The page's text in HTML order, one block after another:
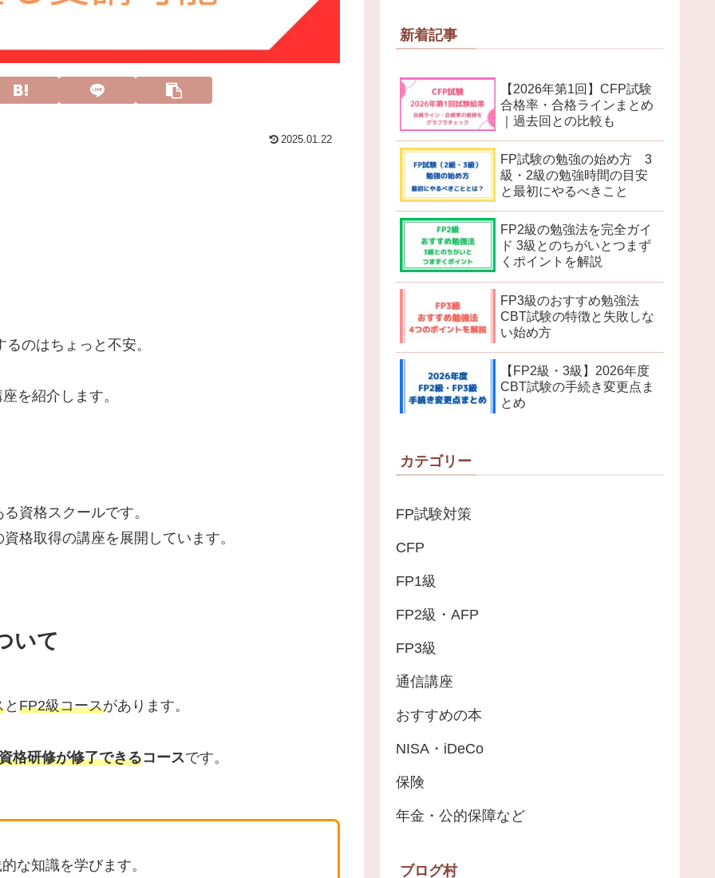
2025.01.22
のはちょっと不安。
を紹介します。
資格スクールです。
格取得の講座を展開しています。
いて
と FP2級コースがあります。
格研修が修了できるコースです。
な知識を学びます。
新着記事
【2026年第1回】CFP試験
合格率・合格ラインまとめ
｜過去回との比較も
FP試験の勉強の始め方 3
級・2級の勉強時間の目安
と最初にやるべきこと
FP2級の勉強法を完全ガイ
ド 3級とのちがいとつまず
くポイントを解説
FP3級のおすすめ勉強法
CBT試験の特徴と失敗しな
い始め方
【FP2級・3級】2026年度
CBT試験の手続き変更点ま
とめ
カテゴリー
FP試験対策
CFP
FP1級
FP2級・AFP
FP3級
通信講座
おすすめの本
NISA・iDeCo
保険
年金・公的保障など
ブログ村